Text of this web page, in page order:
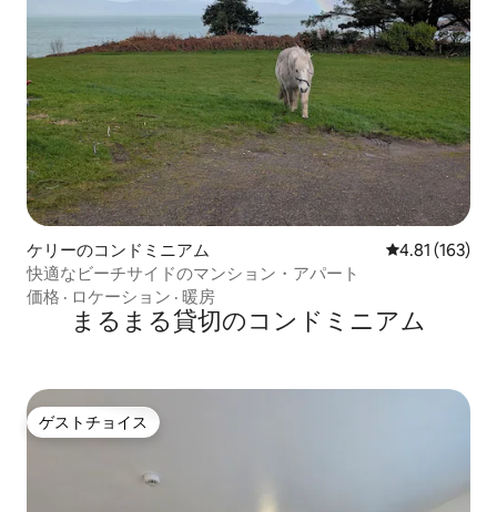
ケリーのコンドミニアム レビュー163
4.81 (163)
快適なビーチサイドのマンション・アパート
価格 · ロケーション · 暖房
まるまる貸切のコンドミニアム
ゲストチョイス
ゲストチョイス